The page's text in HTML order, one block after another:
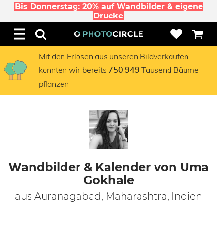
Bis Donnerstag: 20% auf Wandbilder & eigene
Drucke
Mit den Erlösen aus unseren Bildverkäufen
konnten wir bereits 750.949 Tausend Bäume
pflanzen
Wandbilder & Kalender von Uma
Gokhale
aus Auranagabad, Maharashtra, Indien